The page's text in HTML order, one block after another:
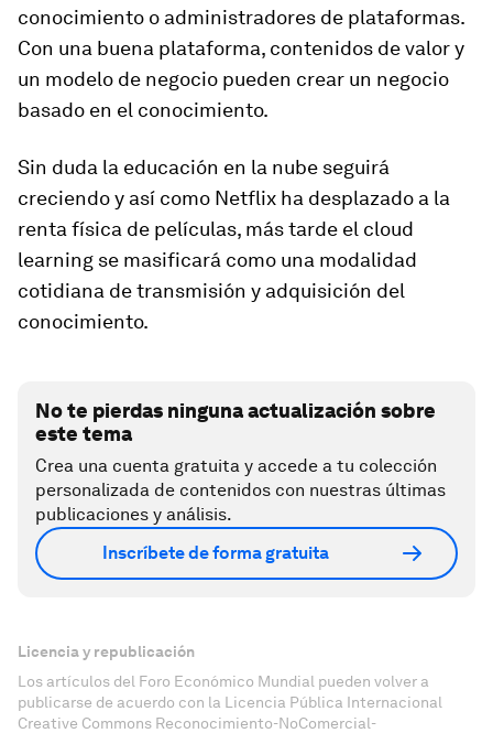
conocimiento o administradores de plataformas.
Con una buena plataforma, contenidos de valor y
un modelo de negocio pueden crear un negocio
basado en el conocimiento.
Sin duda la educación en la nube seguirá
creciendo y así como Netflix ha desplazado a la
renta física de películas, más tarde el cloud
learning se masificará como una modalidad
cotidiana de transmisión y adquisición del
conocimiento.
No te pierdas ninguna actualización sobre
este tema
Crea una cuenta gratuita y accede a tu colección
personalizada de contenidos con nuestras últimas
publicaciones y análisis.
Inscríbete de forma gratuita
Licencia y republicación
Los artículos del Foro Económico Mundial pueden volver a
publicarse de acuerdo con la Licencia Pública Internacional
Creative Commons Reconocimiento-NoComercial-